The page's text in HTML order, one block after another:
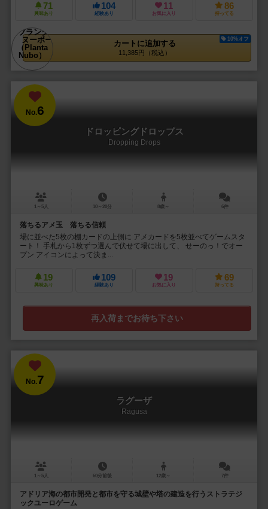
71
興味あり
104
経験あり
11
お気に入り
86
持ってる
10%オフ
カートに追加する
11,385円（税込）
No.6
ドロッピングドロップス
Dropping Drops
1～5人 10～20分 8歳～ 6件
落ちるアメ玉 落ちる信頼
場に並べた5枚の棚カードの上側に アメカードを5枚並べてゲームスタ
ート！ 手札から1枚ずつ選んで伏せて場に出して、 せーのっ！でオー
プン アイコンによって決ま...
19
興味あり
109
経験あり
19
お気に入り
69
持ってる
再入荷までお待ち下さい
No.7
ラグーザ
Ragusa
1～5人 60分前後 12歳～ 7件
アドリア海の都市開発と都市を守る城壁や塔の建造を行うストラテジ
ックユーロゲーム